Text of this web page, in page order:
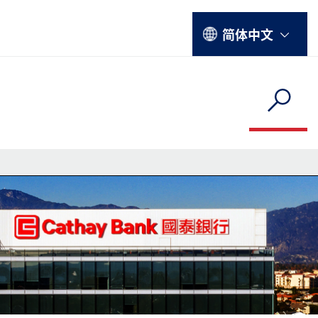
Select your language
简体中文